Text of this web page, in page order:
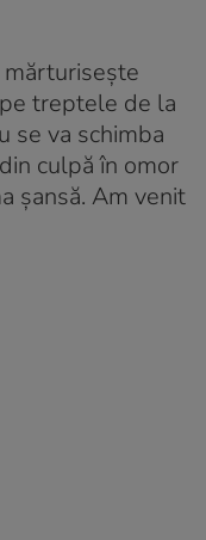
mărturiseşte
treptele de la
se va schimba
culpă în omor
şansă. Am venit